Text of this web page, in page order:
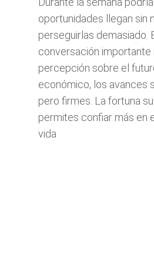
oportunidades llegan sin
perseguirlas demasiado.
conversación importante
percepción sobre el
económico, los avances
pero firmes. La fortuna
permites confiar más en
vida